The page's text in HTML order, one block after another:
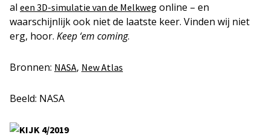
al een 3D-simulatie van de Melkweg online – en
waarschijnlijk ook niet de laatste keer. Vinden wij niet
erg, hoor. Keep ‘em coming.
Bronnen: NASA, New Atlas
Beeld: NASA